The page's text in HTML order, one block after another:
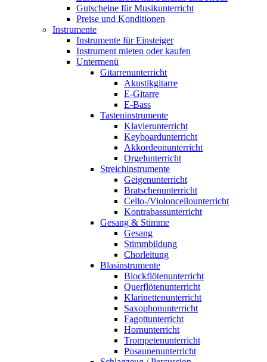
Gutscheine für Musikunterricht
Preise und Konditionen
Instrumente
Instrumente für Einsteiger
Instrument mieten oder kaufen
Untermenü
Gitarrenunterricht
Akustikgitarre
E-Gitarre
E-Bass
Tasteninstrumente
Klavierunterricht
Keyboardunterricht
Akkordeonunterricht
Orgelunterricht
Streichinstrumente
Geigenunterricht
Bratschenunterricht
Cello-/Violoncellounterricht
Kontrabassunterricht
Gesang & Stimme
Gesang
Stimmbildung
Chorleitung
Blasinstrumente
Blockflötenunterricht
Querflötenunterricht
Klarinettenunterricht
Saxophonunterricht
Fagottunterricht
Hornunterricht
Trompetenunterricht
Posaunenunterricht